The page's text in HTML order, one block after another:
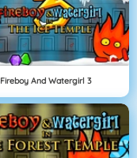
Fireboy And Watergirl 3